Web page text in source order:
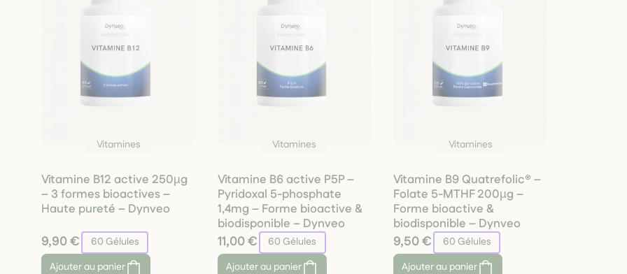
Vitamines
Vitamine B12 active 250µg
– 3 formes bioactives –
Haute pureté – Dynveo
9,90 €
60 Gélules
Ajouter
au panier
Vitamines
Vitamine B6 active P5P –
Pyridoxal 5-phosphate
1,4mg – Forme bioactive &
biodisponible – Dynveo
11,00 €
60 Gélules
Ajouter
au panier
Vitamines
Vitamine B9 Quatrefolic® –
Folate 5-MTHF 200µg –
Forme bioactive &
biodisponible – Dynveo
9,50 €
60 Gélules
Ajouter
au panier